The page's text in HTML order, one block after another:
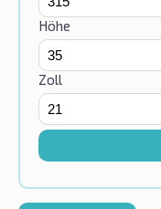
Höhe
Zoll